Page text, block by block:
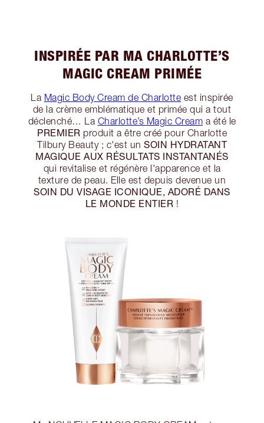
INSPIRÉE PAR MA CHARLOTTE’S
MAGIC CREAM PRIMÉE
La Magic Body Cream de Charlotte est inspirée
de la crème emblématique et primée qui a tout
déclenché… La Charlotte’s Magic Cream a été le
PREMIER produit a être créé pour Charlotte
Tilbury Beauty ; c'est un SOIN HYDRATANT
MAGIQUE AUX RÉSULTATS INSTANTANÉS
qui revitalise et régénère l'apparence et la
texture de peau. Elle est depuis devenue un
SOIN DU VISAGE ICONIQUE, ADORÉ DANS
LE MONDE ENTIER !